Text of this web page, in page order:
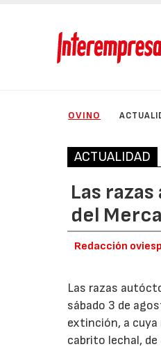
OVINO
ACTUALIDAD
Las
del
Redacción
Las razas
sábado 3 de
extinción, a
cabrito lechal,